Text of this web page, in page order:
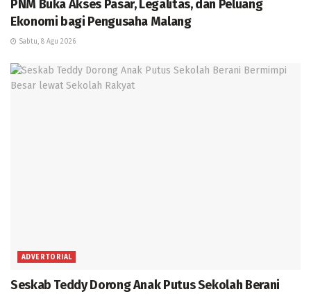
PNM Buka Akses Pasar, Legalitas, dan Peluang
Ekonomi bagi Pengusaha Malang
Sabtu, 8 Agu 2026
ADVERTORIAL
Seskab Teddy Dorong Anak Putus Sekolah Berani